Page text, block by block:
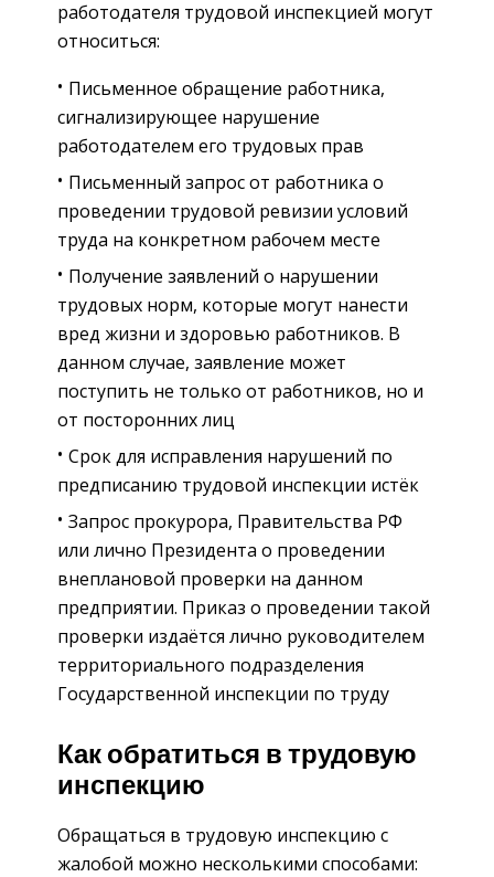
работодателя трудовой инспекцией могут
относиться:
Письменное обращение работника,
сигнализирующее нарушение
работодателем его трудовых прав
Письменный запрос от работника о
проведении трудовой ревизии условий
труда на конкретном рабочем месте
Получение заявлений о нарушении
трудовых норм, которые могут нанести
вред жизни и здоровью работников. В
данном случае, заявление может
поступить не только от работников, но и
от посторонних лиц
Срок для исправления нарушений по
предписанию трудовой инспекции истёк
Запрос прокурора, Правительства РФ
или лично Президента о проведении
внеплановой проверки на данном
предприятии. Приказ о проведении такой
проверки издаётся лично руководителем
территориального подразделения
Государственной инспекции по труду
Как обратиться в трудовую
инспекцию
Обращаться в трудовую инспекцию с
жалобой можно несколькими способами: